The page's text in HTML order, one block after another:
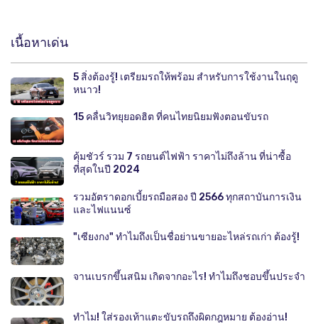
เนื้อหาเด่น
5 สิ่งต้องรู้! เตรียมรถให้พร้อม สำหรับการใช้งานในฤดู
หนาว!
15 คลื่นวิทยุยอดฮิต ที่คนไทยนิยมฟังตอนขับรถ
คุ้มชัวร์ รวม 7 รถยนต์ไฟฟ้า ราคาไม่ถึงล้าน ที่น่าซื้อ
ที่สุดในปี 2024
รวมอัตราดอกเบี้ยรถมือสอง ปี 2566 ทุกสถาบันการเงิน
และไฟแนนซ์
"เซียงกง" ทำไมถึงเป็นชื่อย่านขายอะไหล่รถเก่า ต้องรู้!
จานเบรกขึ้นสนิม เกิดจากอะไร! ทำไมถึงชอบขึ้นประจำ
ทำไม! ใส่รองเท้าแตะขับรถถึงผิดกฎหมาย ต้องอ่าน!